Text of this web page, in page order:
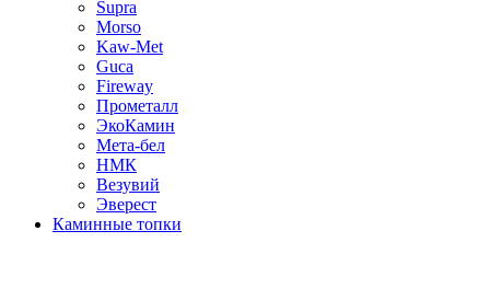
Supra
Morso
Kaw-Met
Guca
Fireway
Прометалл
ЭкоКамин
Мета-бел
НМК
Везувий
Эверест
Каминные топки